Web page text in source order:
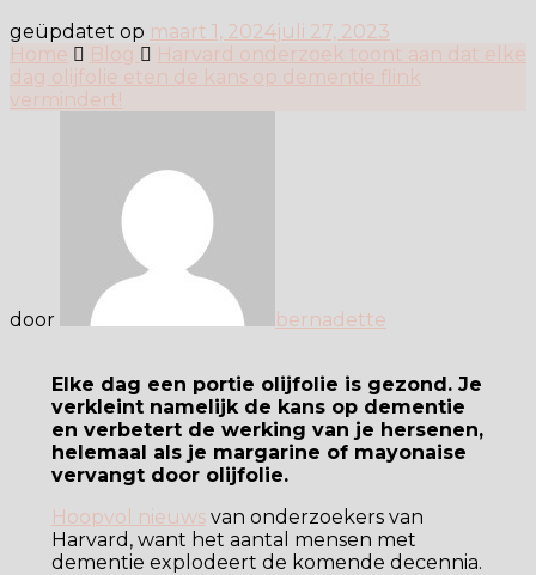
geüpdatet op maart 1, 2024juli 27, 2023
Home
Blog
Harvard onderzoek toont aan dat elke
dag olijfolie eten de kans op dementie flink
vermindert!
door bernadette
Elke dag een portie olijfolie is gezond. Je
verkleint namelijk de kans op dementie
en verbetert de werking van je hersenen,
helemaal als je margarine of mayonaise
vervangt door olijfolie.
Hoopvol nieuwsvan onderzoekers van
Harvard, want het aantal mensen met
dementie explodeert de komende decennia.